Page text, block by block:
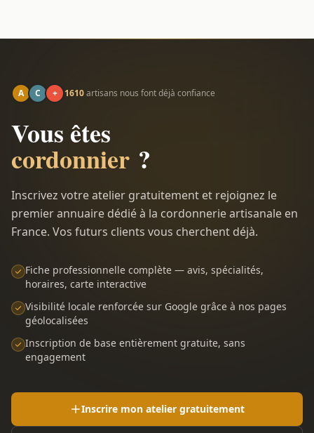
A C + 1610artisans nous font déjà confiance
Vous êtes
cordonnier ?
Inscrivez votre atelier gratuitement et rejoignez le
premier annuaire dédié à la cordonnerie artisanale en
France. Vos futurs clients vous cherchent déjà.
Fiche professionnelle complète — avis, spécialités,
horaires, carte interactive
Visibilité locale renforcée sur Google grâce à nos pages
géolocalisées
Inscription de base entièrement gratuite, sans
engagement
Inscrire mon atelier gratuitement